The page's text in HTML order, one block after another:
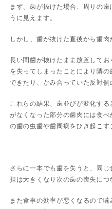
まず、歯が抜けた場合、周りの
うに見えます。
しかし、歯が抜けた直後から歯肉
長い間歯が抜けたまま放置して
を失ってしまったことにより隣
できたり、かみ合っていた反対側
これらの結果、歯並びが変化す
がなくなった部分の歯肉には食
の歯の虫歯や歯周病をひき起こす
さらに一本でも歯を失うと、同
担は大きくなり次の歯の喪失につ
また食事の効率が悪くなるので噛